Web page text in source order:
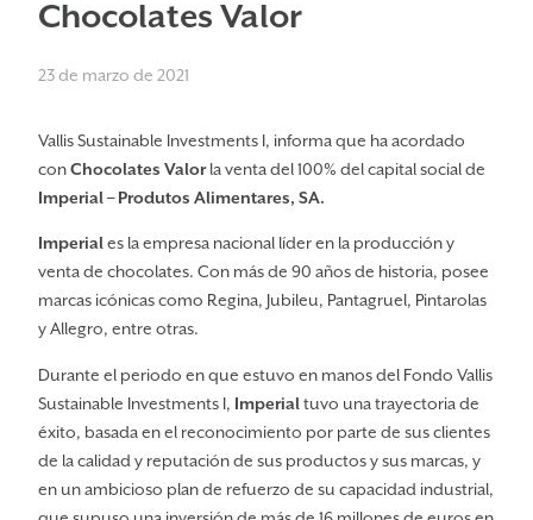
Chocolates Valor
23 de marzo de 2021
Vallis Sustainable Investments I, informa que ha acordado
conChocolates Valorla venta del 100% del capital social de
Imperial – Produtos Alimentares, SA.
Imperiales la empresa nacional líder en la producción y
venta de chocolates. Con más de 90 años de historia, posee
marcas icónicas como Regina, Jubileu, Pantagruel, Pintarolas
y Allegro, entre otras.
Durante el periodo en que estuvo en manos del Fondo Vallis
Sustainable Investments I, Imperialtuvo una trayectoria de
éxito, basada en el reconocimiento por parte de sus clientes
de la calidad y reputación de sus productos y sus marcas, y
en un ambicioso plan de refuerzo de su capacidad industrial,